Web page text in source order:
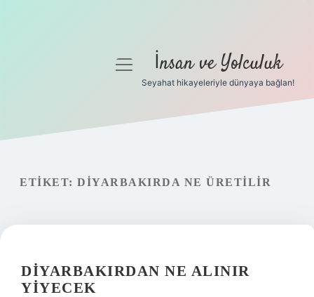
Gizlilik Politikası
menüyü İnsan ve Yolculuk
Seyahat hikayeleriyle dünyaya bağlan!
ETIKET: DIYARBAKIRDA NE ÜRETILIR
DIYARBAKIRDAN NE ALINIR
YIYECEK